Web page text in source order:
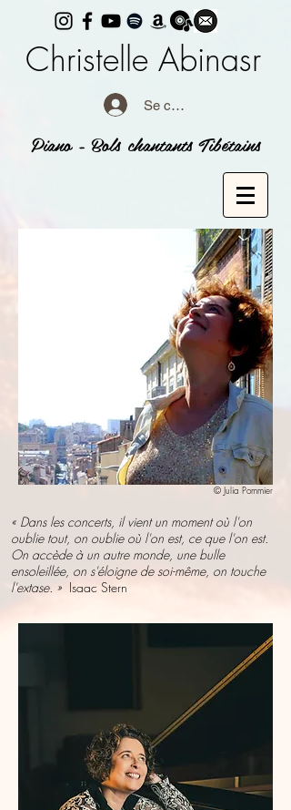
Christelle Abinasr
Se connecter
Piano - Bols chantants Tibétains
© Julia Pommier
« Dans les concerts, il vient un moment où l'on
oublie tout, on oublie où l'on est, ce que l'on est.
On accède à un autre monde, une bulle
ensoleillée, on s'éloigne de soi-même, on touche
l'extase. » Isaac Stern